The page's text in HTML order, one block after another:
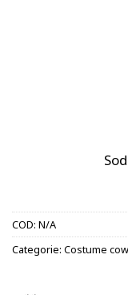
COD: N/A
Categorie: Costume